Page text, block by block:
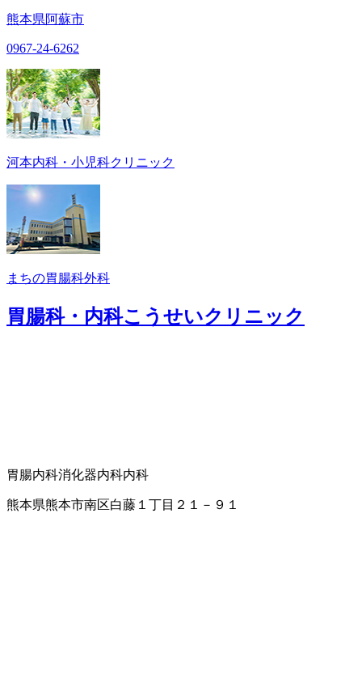
熊本県阿蘇市
0967-24-6262
河本内科・小児科クリニック
まちの胃腸科外科
胃腸科・内科こうせいクリニック
胃腸内科消化器内科内科
熊本県熊本市南区白藤１丁目２１－９１